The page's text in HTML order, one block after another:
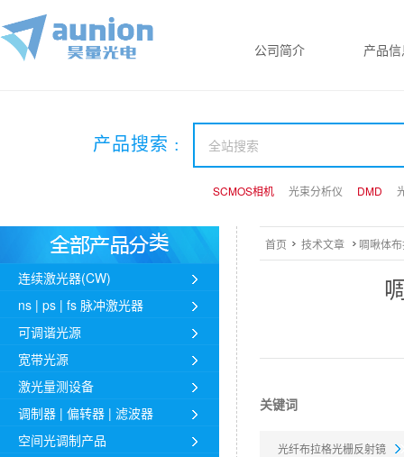
公司简介 产品信
产品搜索 :
SCMOS相机 光束分析仪 DMD
SCMOS相机 光束分析仪 DMD
SCMOS相机 光束分析仪 DMD
连续激光器(CW)
ns | ps | fs 脉冲激光器
可调谐光源
宽带光源
激光量测设备
调制器 | 偏转器 | 滤波器
空间光调制产品
首页 技术文章 啁啾体
关键词
光纤布拉格光栅反射镜